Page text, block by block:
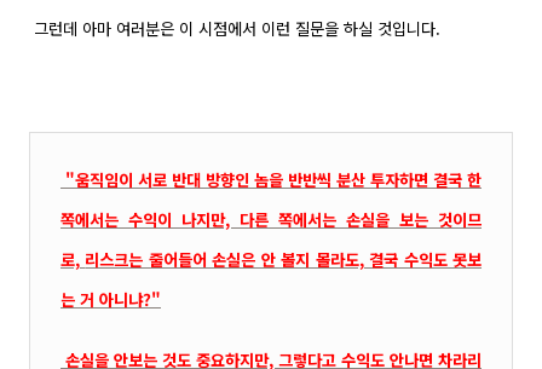
그런데 아마 여러분은 이 시점에서 이런 질문을 하실 것입니다.
"움직임이 서로 반대 방향인 놈을 반반씩 분산 투자하면 결국 한
쪽에서는 수익이 나지만, 다른 쪽에서는 손실을 보는 것이므
로, 리스크는 줄어들어 손실은 안 볼지 몰라도, 결국 수익도 못보
는 거 아니냐?"
손실을 안보는 것도 중요하지만, 그렇다고 수익도 안나면 차라리